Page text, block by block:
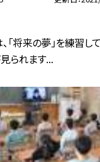
「将来の夢」を練習し
られます...